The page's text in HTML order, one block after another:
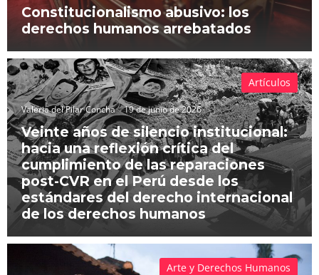
Constitucionalismo abusivo: los
derechos humanos arrebatados
Valeria del Pilar Concha 19 de junio de 2026
Veinte años de silencio institucional:
hacia una reflexión crítica del
cumplimiento de las reparaciones
post-CVR en el Perú desde los
estándares del derecho internacional
de los derechos humanos
Artículos
Arte y Derechos Humanos